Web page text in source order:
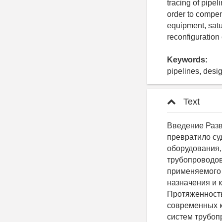
tracing of
order to
equipment,
Keywords:
pipelines,
Text
Введение Развитие науки и применение новых технологий в судостроительной отрасли превратило судно в сложный технологический комплекс, состоящий из различного вида оборудования, механизмов и конструкций, работа которых обеспечивается системами трубопроводов. Появление новых типов многофункциональных судов, усложнение применяемого оборудования влекут за собой увеличение количества труб различного назначения и конфигурации, которые необходимо компактно размещать на судне [1]. Протяженность трубопроводов судовых систем и систем энергетических установок на современных крупных судах составляет десятки километров [2]. Так, протяженность систем трубопроводов на танкере «British Progress» составляет 81 километр [3]. В современном судостроении доля изготавливаемых трубопроводов «в задел» составляет около 40 %. Оставшаяся часть труб может быть изготовлена только после снятия размеров на месте, что отрицательно сказывается как на сроках постройки судна, так и на конечной стоимости производимых работ [4]. В связи с вышеизложенным исследование компенсационных возможностей проектной трассировки трубопроводов для повышения эффективности производства путем внедрения технологии изготовления труб по проектной информации является одной из важнейших отраслевых тенденций современного судостроения. В проектах судов существуют прямые трассы, трассы параллельных участков и трассы с погибами. Установлено, что на практике монтаж трасс с погибами осуществляется с нарушением требований, предусмотренных действующими нормативами [5, 6]. Рассмотрим компенсационные